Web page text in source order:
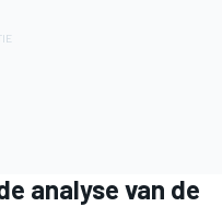
analyse van de